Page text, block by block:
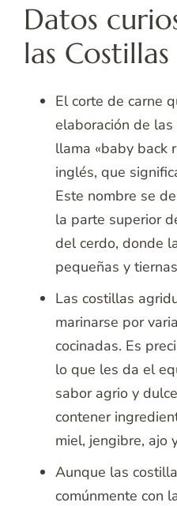
Datos
las
El corte de carne
elaboración de
llama «baby back
inglés, que
Este nombre se
la parte superior
del cerdo, donde
pequeñas y
Las costillas
marinarse por
cocinadas. Es
lo que les da el
sabor agrio y
contener
miel, jengibre, ajo
Aunque las
comúnmente con